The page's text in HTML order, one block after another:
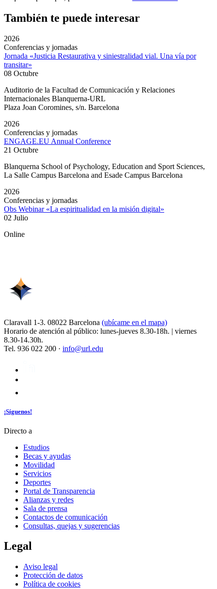
También te puede interesar
2026
Conferencias y jornadas
Jornada «Justicia Restaurativa y siniestralidad vial. Una vía por
transitar»
08 Octubre
Auditorio de la Facultad de Comunicación y Relaciones
Internacionales Blanquerna-URL
Plaza Joan Coromines, s/n. Barcelona
2026
Conferencias y jornadas
ENGAGE.EU Annual Conference
21 Octubre
Blanquerna School of Psychology, Education and Sport Sciences,
La Salle Campus Barcelona and Esade Campus Barcelona
2026
Conferencias y jornadas
Obs Webinar «La espiritualidad en la misión digital»
02 Julio
Online
Claravall 1-3. 08022 Barcelona (ubícame en el mapa)
Horario de atención al público: lunes-jueves 8.30-18h. | viernes
8.30-14.30h.
Tel. 936 022 200 · info@url.edu
¡Síguenos!
Directo a
Estudios
Becas y ayudas
Movilidad
Servicios
Deportes
Portal de Transparencia
Alianzas y redes
Sala de prensa
Contactos de comunicación
Consultas, quejas y sugerencias
Legal
Aviso legal
Protección de datos
Política de cookies